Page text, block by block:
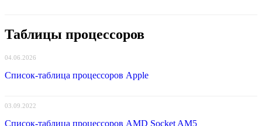
Таблицы процессоров
04.06.2026
Список-таблица процессоров Apple
03.09.2022
Список-таблица процессоров AMD Socket AM5